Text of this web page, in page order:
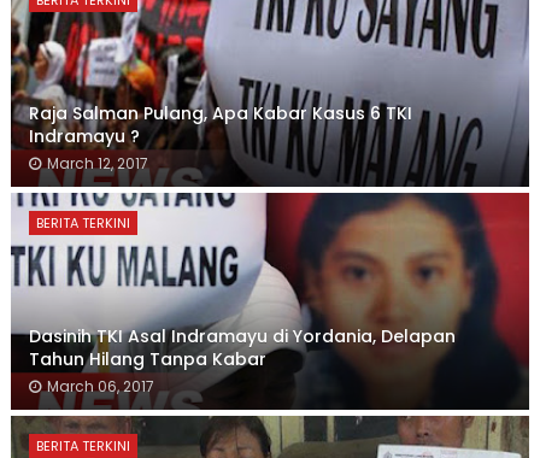
Raja Salman Pulang, Apa Kabar Kasus 6 TKI
Indramayu ?
March 12, 2017
BERITA TERKINI
Dasinih TKI Asal Indramayu di Yordania, Delapan
Tahun Hilang Tanpa Kabar
March 06, 2017
BERITA TERKINI